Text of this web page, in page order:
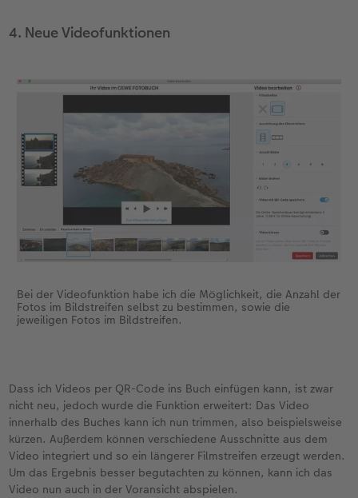
4. Neue Videofunktionen
Bei der Videofunktion habe ich die Möglichkeit, die Anzahl der
Fotos im Bildstreifen selbst zu bestimmen, sowie die
jeweiligen Fotos im Bildstreifen.
Dass ich Videos per QR-Code ins Buch einfügen kann, ist zwar
nicht neu, jedoch wurde die Funktion erweitert: Das Video
innerhalb des Buches kann ich nun trimmen, also beispielsweise
kürzen. Außerdem können verschiedene Ausschnitte aus dem
Video integriert und so ein längerer Filmstreifen erzeugt werden.
Um das Ergebnis besser begutachten zu können, kann ich das
Video nun auch in der Voransicht abspielen.